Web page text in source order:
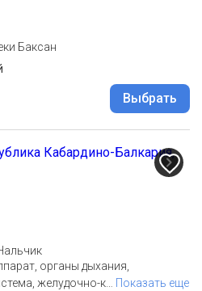
Баксан
Выбрать
органы дыхания,
желудочно-к
Показать еще